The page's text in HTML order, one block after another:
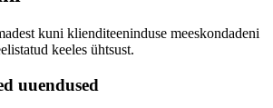
kuni klienditeeninduse meeskondadeni
keeles ühtsust.
uuendused